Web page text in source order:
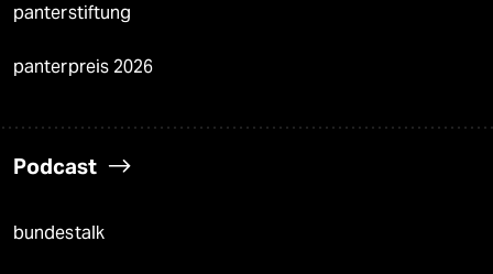
panterstiftung
panterpreis 2026
Podcast
bundestalk